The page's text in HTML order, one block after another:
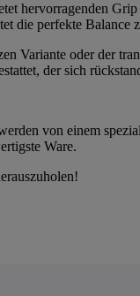
hervorragenden
die perfekte
Variante oder der
der sich
von einem
Ware.